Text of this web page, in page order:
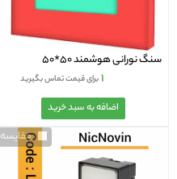
سنگ نورانی هوشمند 50*50
۱برای قیمت تماس بگیرید
مقایسه